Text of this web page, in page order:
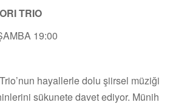
TRIO
19:00
hayallerle dolu şiirsel müziği
sükunete davet ediyor. Münih